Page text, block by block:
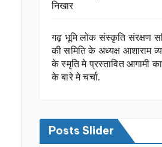
निखार
गढ़ भूमि लोक संस्कृति संरक्षण
की समिति के अध्यक्ष आशाराम
के स्मृति मे प्रस्तावित आगामी
के बारे मे चर्चा.
Posts Slider